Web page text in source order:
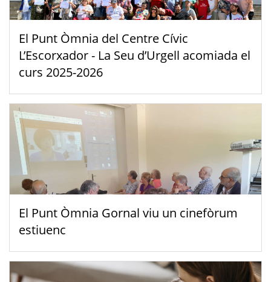
El Punt Òmnia del Centre Cívic
L’Escorxador - La Seu d’Urgell acomiada el
curs 2025-2026
El Punt Òmnia Gornal viu un cinefòrum
estiuenc